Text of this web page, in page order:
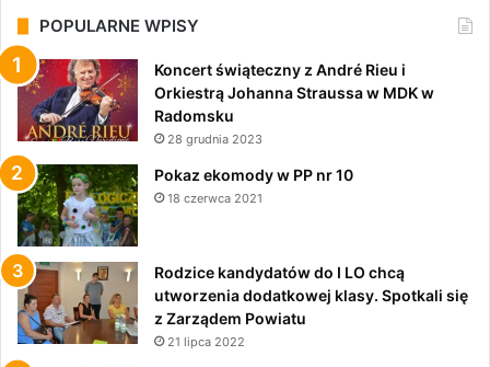
POPULARNE WPISY
Koncert świąteczny z André Rieu i
Orkiestrą Johanna Straussa w MDK w
Radomsku
28 grudnia 2023
Pokaz ekomody w PP nr 10
18 czerwca 2021
Rodzice kandydatów do I LO chcą
utworzenia dodatkowej klasy. Spotkali się
z Zarządem Powiatu
21 lipca 2022